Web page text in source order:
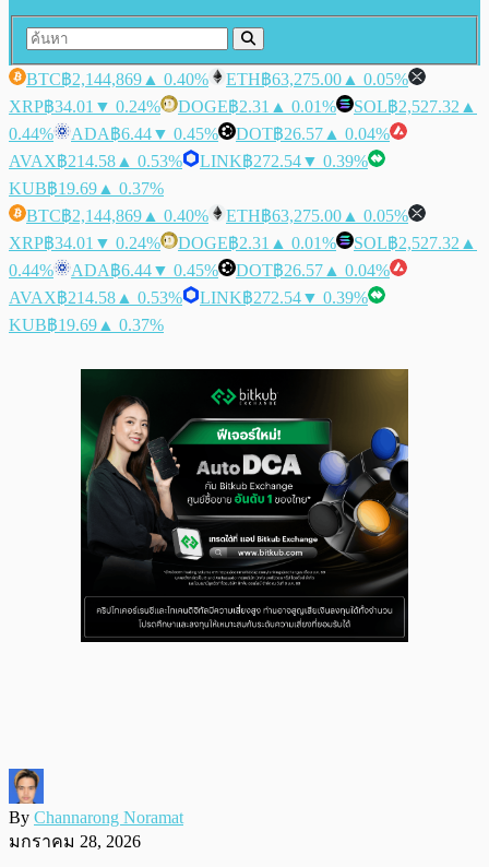
BTC฿2,144,869 ▲ 0.40% ETH฿63,275.00 ▲ 0.05%
XRP฿34.01 ▼ 0.24% DOGE฿2.31 ▲ 0.01% SOL฿2,527.32 ▲
0.44%
ADA฿6.44▼ 0.45% DOT฿26.57 ▲ 0.04%
AVAX฿214.58 ▲ 0.53% LINK฿272.54▼ 0.39%
KUB฿19.69 ▲ 0.37%
BTC฿2,144,869 ▲ 0.40% ETH฿63,275.00 ▲ 0.05%
XRP฿34.01 ▼ 0.24% DOGE฿2.31 ▲ 0.01% SOL฿2,527.32 ▲
0.44%
ADA฿6.44▼ 0.45% DOT฿26.57 ▲ 0.04%
AVAX฿214.58 ▲ 0.53% LINK฿272.54▼ 0.39%
KUB฿19.69 ▲ 0.37%
By Channarong Noramat
มกราคม 28, 2026